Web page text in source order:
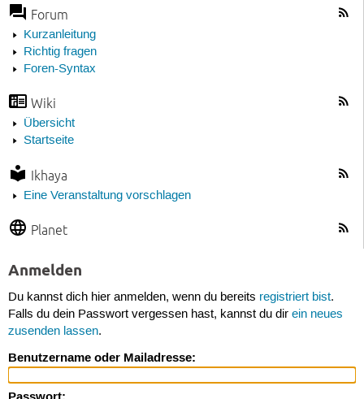
Forum
Kurzanleitung
Richtig fragen
Foren-Syntax
Wiki
Übersicht
Startseite
Ikhaya
Eine Veranstaltung vorschlagen
Planet
Anmelden
Du kannst dich hier anmelden, wenn du bereits registriert bist.
Falls du dein Passwort vergessen hast, kannst du dir ein neues
zusenden lassen.
Benutzername oder Mailadresse: